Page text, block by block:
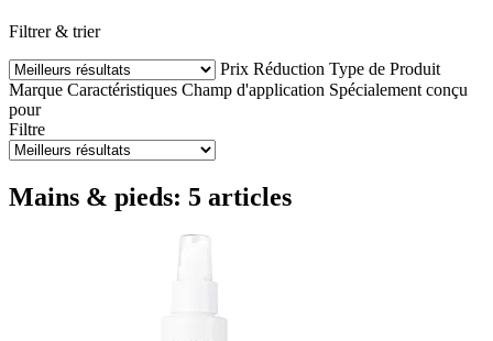
Filtrer & trier
Prix Réduction Type de Produit
Marque Caractéristiques Champ d'application Spécialement conçu
pour
Filtre
Mains & pieds: 5 articles